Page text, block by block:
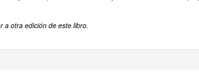
a otra edición de este libro.